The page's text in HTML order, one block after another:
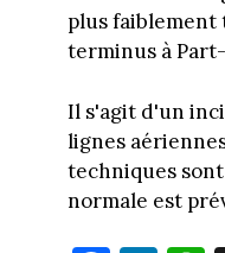
plus faiblement
terminus à
Il s'agit d'un
lignes
techniques
normale est